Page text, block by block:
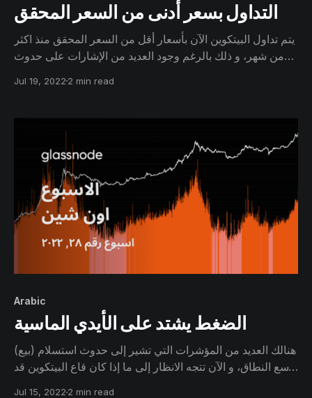
التداول بسعر أدنى من السعر المحقق
يتم تداول البيتكوين الآن بأسعار أقل من السعر المحقق منذ اكثر
من شهر، و ذلك بالرغم وجود العديد من الإشارات على حدوث
المؤشرات إلى أن تشكيل قاع حقيقي للسعر قد بدأ يتشكل
Jul 19, 2022 2 min read
Arabic
الضغط يشتد على الأيدي الماسية
هنالك العديد من المؤشرات التي تشير إلى حدوث استسلام (بيع)
واسع النطاق، و الآن تتجه الانظار إلى ما إذا كان قاع البيتكوين قد
Jul 15, 2022 2 min read